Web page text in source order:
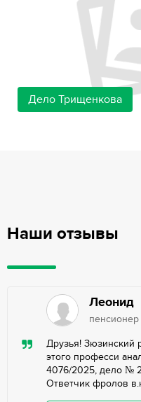
Дело Трищенкова
Наши отзывы
Леонид
пенсионер
Друзья! Зюзинский
этого професси
4076/2025, дело №
Ответчик фролов